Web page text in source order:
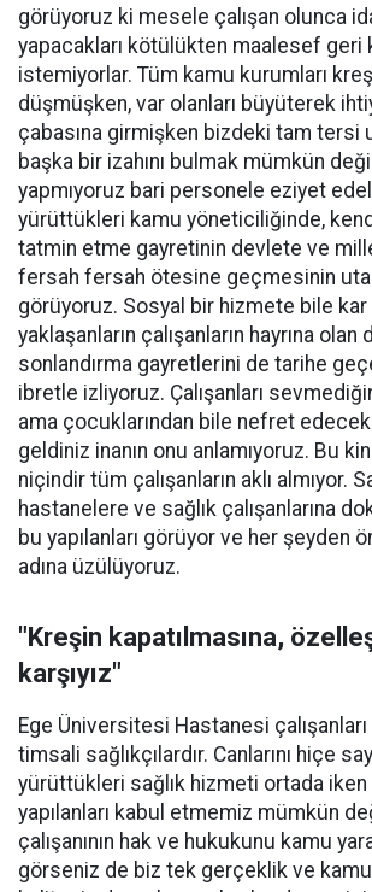
görüyoruz ki mesele çalışan olunca
yapacakları kötülükten maalesef geri
istemiyorlar. Tüm kamu kurumları
düşmüşken, var olanları büyüterek
çabasına girmişken bizdeki tam tersi
başka bir izahını bulmak mümkün
yapmıyoruz bari personele eziyet
yürüttükleri kamu yöneticiliğinde,
tatmin etme gayretinin devlete ve
fersah fersah ötesine geçmesinin
görüyoruz. Sosyal bir hizmete bile kar
yaklaşanların çalışanların hayrına olan
sonlandırma gayretlerini de tarihe
ibretle izliyoruz. Çalışanları
ama çocuklarından bile nefret edecek
geldiniz inanın onu anlamıyoruz. Bu
niçindir tüm çalışanların aklı almıyor.
hastanelere ve sağlık çalışanlarına
bu yapılanları görüyor ve her şeyden
adına üzülüyoruz.
"Kreşin kapatılmasına,
karşıyız"
Ege Üniversitesi Hastanesi
timsali sağlıkçılardır. Canlarını hiçe
yürüttükleri sağlık hizmeti ortada
yapılanları kabul etmemiz mümkün
çalışanının hak ve hukukunu kamu
görseniz de biz tek gerçeklik ve